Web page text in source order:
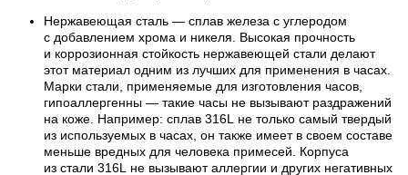
Нержавеющая сталь — сплав железа с углеродом
с добавлением хрома и никеля. Высокая прочность
и коррозионная стойкость нержавеющей стали делают
этот материал одним из лучших для применения в часах.
Марки стали, применяемые для изготовления часов,
гипоаллергенны — такие часы не вызывают раздражений
на коже. Например: сплав 316L не только самый твердый
из используемых в часах, он также имеет в своем составе
меньше вредных для человека примесей. Корпуса
из стали 316L не вызывают аллергии и других негативных